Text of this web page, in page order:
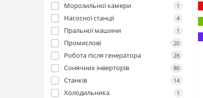
Морозильної камери 1
Насосної станції 4
Пральної машини 1
Промислові 20
Робота після генератора 28
Сонячних інверторів 80
Станків 14
Холодильника 1